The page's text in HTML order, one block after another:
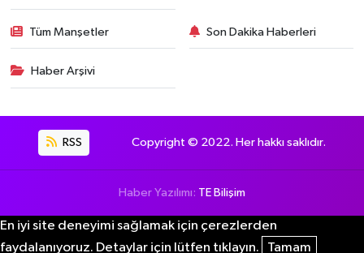
Tüm Manşetler Son Dakika Haberleri
Haber Arşivi
RSS Copyright © 2022. Her hakkı saklıdır.
Haber Yazılımı: TE Bilişim
En iyi site deneyimi sağlamak için çerezlerden
faydalanıyoruz. Detaylar için lütfen tıklayın.
Tamam